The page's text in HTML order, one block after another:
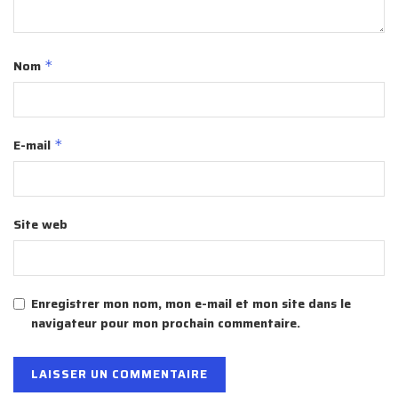
Nom *
E-mail *
Site web
Enregistrer mon nom, mon e-mail et mon site dans le
navigateur pour mon prochain commentaire.